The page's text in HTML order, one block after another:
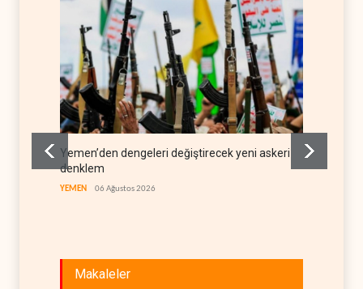
Yemen’den dengeleri değiştirecek yeni askeri
denklem
YEMEN 06 Ağustos 2026
Makaleler